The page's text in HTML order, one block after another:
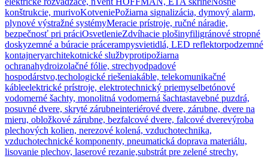
konštrukcie, murivoKotveniePožiarna signalizácia, dymový alarm,
plynové výstražné systémyMeracie prístroje, ručné náradie,
bezpečnosť pri práciOsvetlenieZdvíhacie plošinyfiligránové stropné
doskyzemné a búracie prácerampysvietidlá, LED reflektorpodzemné
kontajneryarchitekotnické službyprotipožiarna
ochranahydroizolačné fólie, strechyodpadové
hospodárstvo,techologické riešeniakáble, telekomunikačné
kábleelektrické prístroje, elektrotechnický priemyselbetónové
vodomerné šachty, monolitná vodomerná šachtastavebné puzdrá,
posuvné dvere, skryté zárubneinteriérové dvere, zárubne, dvere na
mieru, obložkové zárubne, bezfalcové dvere, falcové dverevýroba
plechových kolien, nerezové kolená, vzduchotechnika,
vzduchotechnické komponenty, pneumatická doprava materiálu,
lisovanie plechov, laserové rezanie,substrát pre zelené strechy,